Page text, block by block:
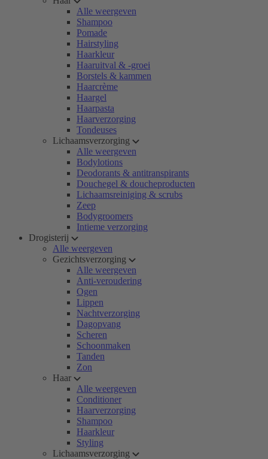
Alle weergeven
Shampoo
Pomade
Hairstyling
Haarkleur
Haaruitval & -groei
Borstels & kammen
Haarcrème
Haargel
Haarpasta
Haarverzorging
Tondeuses
Lichaamsverzorging
Alle weergeven
Bodylotions
Deodorants & antitranspirants
Douchegel & doucheproducten
Lichaamsreiniging & scrubs
Zeep
Bodygroomers
Intieme verzorging
Drogisterij
Alle weergeven
Gezichtsverzorging
Alle weergeven
Anti-veroudering
Ogen
Lippen
Nachtverzorging
Dagopvang
Scheren
Schoonmaken
Tanden
Zon
Haar
Alle weergeven
Conditioner
Haarverzorging
Shampoo
Haarkleur
Styling
Lichaamsverzorging